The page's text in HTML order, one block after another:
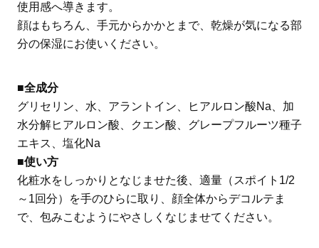
使用感へ導きます。
顔はもちろん、手元からかかとまで、乾燥が気になる部
分の保湿にお使いください。
■全成分
グリセリン、水、アラントイン、ヒアルロン酸Na、加
水分解ヒアルロン酸、クエン酸、グレープフルーツ種子
エキス、塩化Na
■使い方
化粧水をしっかりとなじませた後、適量（スポイト1/2
～1回分）を手のひらに取り、顔全体からデコルテま
で、包みこむようにやさしくなじませてください。